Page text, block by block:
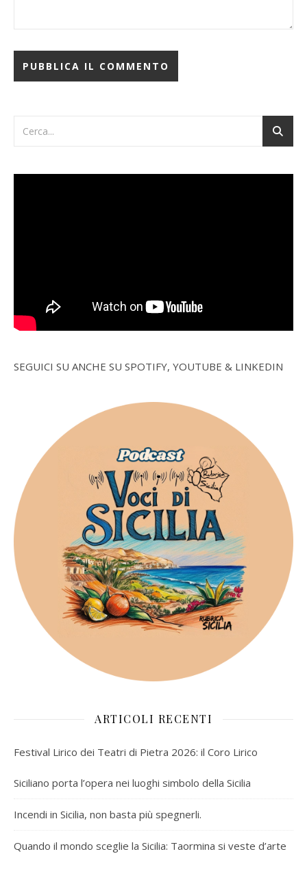
SEGUICI SU ANCHE SU SPOTIFY, YOUTUBE & LINKEDIN
ARTICOLI RECENTI
Festival Lirico dei Teatri di Pietra 2026: il Coro Lirico
Siciliano porta l’opera nei luoghi simbolo della Sicilia
Incendi in Sicilia, non basta più spegnerli.
Quando il mondo sceglie la Sicilia: Taormina si veste d’arte